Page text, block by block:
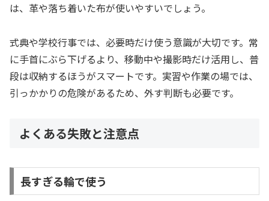
は、革や落ち着いた布が使いやすいでしょう。
式典や学校行事では、必要時だけ使う意識が大切です。常
に手首にぶら下げるより、移動中や撮影時だけ活用し、普
段は収納するほうがスマートです。実習や作業の場では、
引っかかりの危険があるため、外す判断も必要です。
よくある失敗と注意点
長すぎる輪で使う